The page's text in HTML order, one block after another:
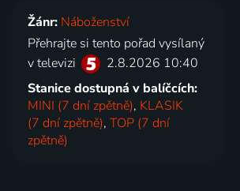
Žánr: Náboženství
Přehrajte si tento pořad vysílaný
v televizi
2.8.2026 10:40
Stanice dostupná v balíčcích:
MINI (7 dní zpětně), KLASIK
(7 dní zpětně),TOP (7 dní
zpětně)